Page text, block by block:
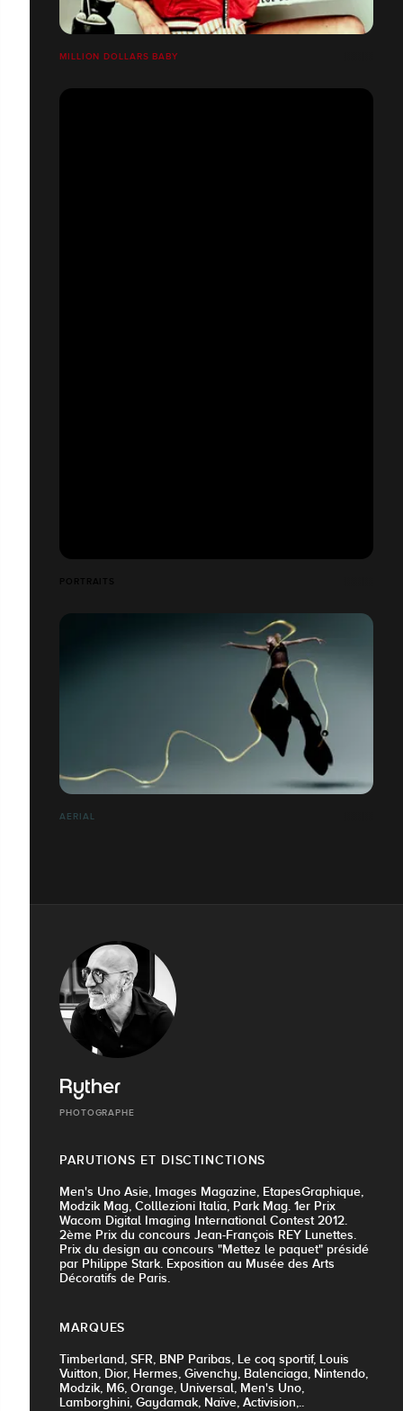
MILLION DOLLARS BABY
PORTRAITS
AERIAL
Ryther
PHOTOGRAPHE
PARUTIONS ET DISCTINCTIONS
Men's Uno Asie, Images Magazine, EtapesGraphique,
Modzik Mag, Colllezioni Italia, Park Mag. 1er Prix
Wacom Digital Imaging International Contest 2012.
2ème Prix du concours Jean-François REY Lunettes.
Prix du design au concours "Mettez le paquet" présidé
par Philippe Stark. Exposition au Musée des Arts
Décoratifs de Paris.
MARQUES
Timberland, SFR, BNP Paribas, Le coq sportif, Louis
Vuitton, Dior, Hermes, Givenchy, Balenciaga, Nintendo,
Modzik, M6, Orange, Universal, Men's Uno,
Lamborghini, Gaydamak, Naïve, Activision,..